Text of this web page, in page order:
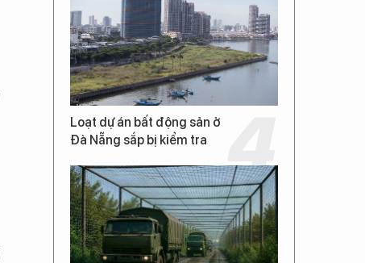
Loạt dự án bất động sản ở
Đà Nẵng sắp bị kiểm tra